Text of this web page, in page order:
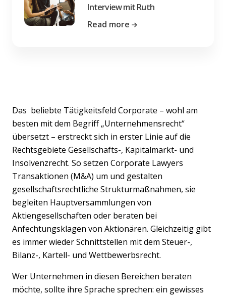
Interview mit Ruth
Read more
Das beliebte Tätigkeitsfeld Corporate – wohl am
besten mit dem Begriff „Unternehmensrecht“
übersetzt – erstreckt sich in erster Linie auf die
Rechtsgebiete Gesellschafts-, Kapitalmarkt- und
Insolvenzrecht. So setzen Corporate Lawyers
Transaktionen (M&A) um und gestalten
gesellschaftsrechtliche Strukturmaßnahmen, sie
begleiten Hauptversammlungen von
Aktiengesellschaften oder beraten bei
Anfechtungsklagen von Aktionären. Gleichzeitig gibt
es immer wieder Schnittstellen mit dem Steuer-,
Bilanz-, Kartell- und Wettbewerbsrecht.
Wer Unternehmen in diesen Bereichen beraten
möchte, sollte ihre Sprache sprechen: ein gewisses